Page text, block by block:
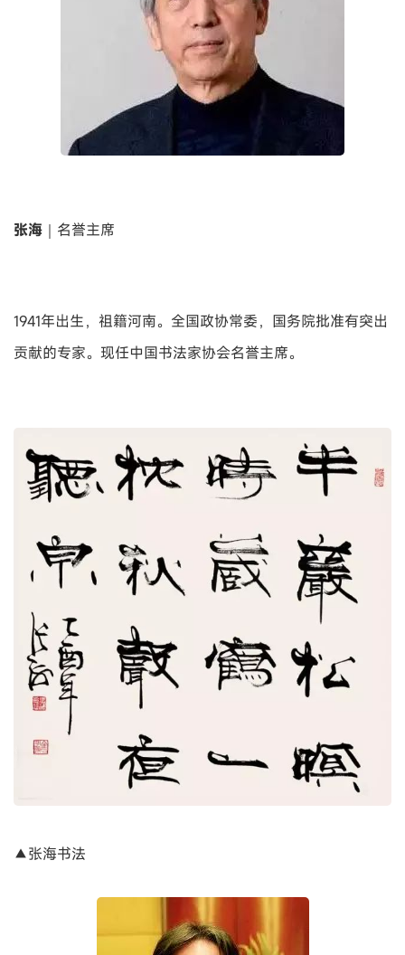
张海 ｜名誉主席
1941年出生，祖籍河南。全国政协常委，国务院批准有突出
贡献的专家。现任中国书法家协会名誉主席。
▲张海书法